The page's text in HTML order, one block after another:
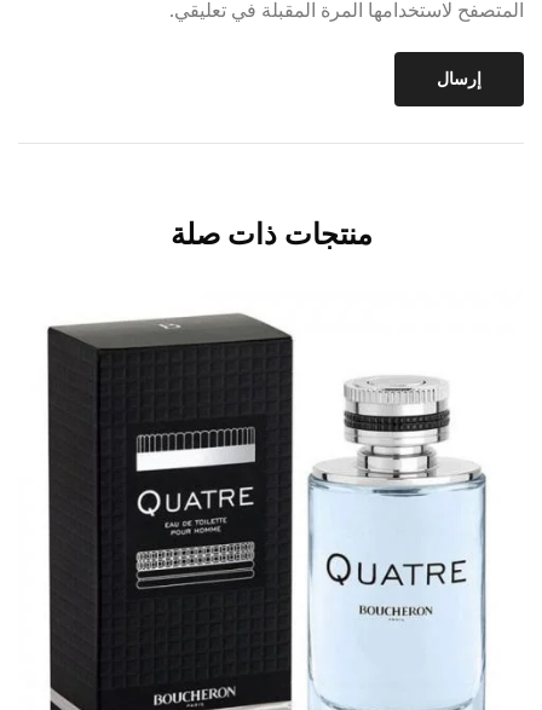
المتصفح لاستخدامها المرة المقبلة في تعليقي.
منتجات ذات صلة